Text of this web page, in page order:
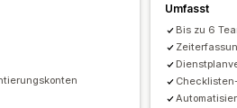
Umfasst
Bis zu 6